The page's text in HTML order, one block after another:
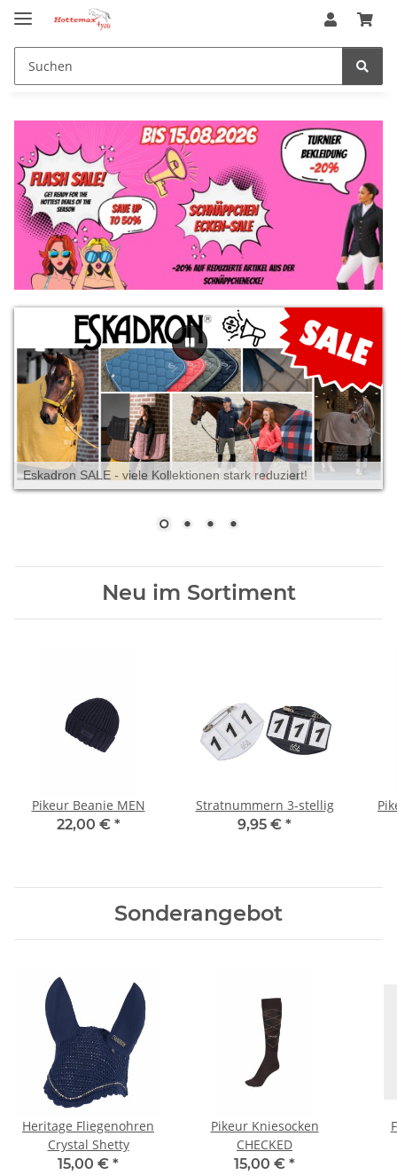
Eskadron SALE - viele Kollektionen stark reduziert!
Neu im Sortiment
Pikeur Beanie MEN
22,00 € *
Stratnummern 3-stellig
9,95 € *
Sonderangebot
Heritage Fliegenohren
Crystal Shetty
15,00 € *
Pikeur Kniesocken
CHECKED
15,00 € *